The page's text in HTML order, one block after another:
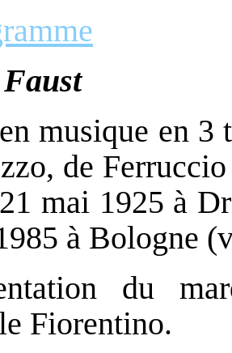
musique en
de
mai 1925 à
à Bologne
du
Fiorentino.